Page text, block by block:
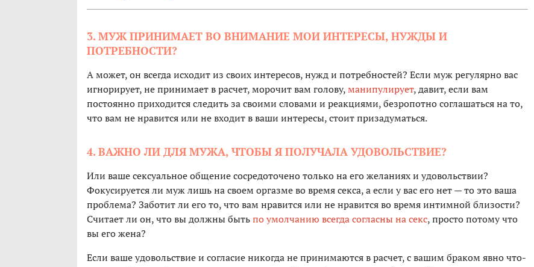
3. МУЖ ПРИНИМАЕТ ВО ВНИМАНИЕ МОИ ИНТЕРЕСЫ, НУЖДЫ И
ПОТРЕБНОСТИ?
А может, он всегда исходит из своих интересов, нужд и потребностей? Если муж регулярно вас
игнорирует, не принимает в расчет, морочит вам голову,манипулирует, давит, если вам
постоянно приходится следить за своими словами и реакциями, безропотно соглашаться на то,
что вам не нравится или не входит в ваши интересы, стоит призадуматься.
4. ВАЖНО ЛИ ДЛЯ МУЖА, ЧТОБЫ Я ПОЛУЧАЛА УДОВОЛЬСТВИЕ?
Или ваше сексуальное общение сосредоточено только на его желаниях и удовольствии?
Фокусируется ли муж лишь на своем оргазме во время секса, а если у вас его нет — то это ваша
проблема? Заботит ли его то, что вам нравится или не нравится во время интимной близости?
Считает ли он, что вы должны бытьпо умолчанию всегда согласны на секс, просто потому что
вы его жена?
Если ваше удовольствие и согласие никогда не принимаются в расчет, с вашим браком явно что-